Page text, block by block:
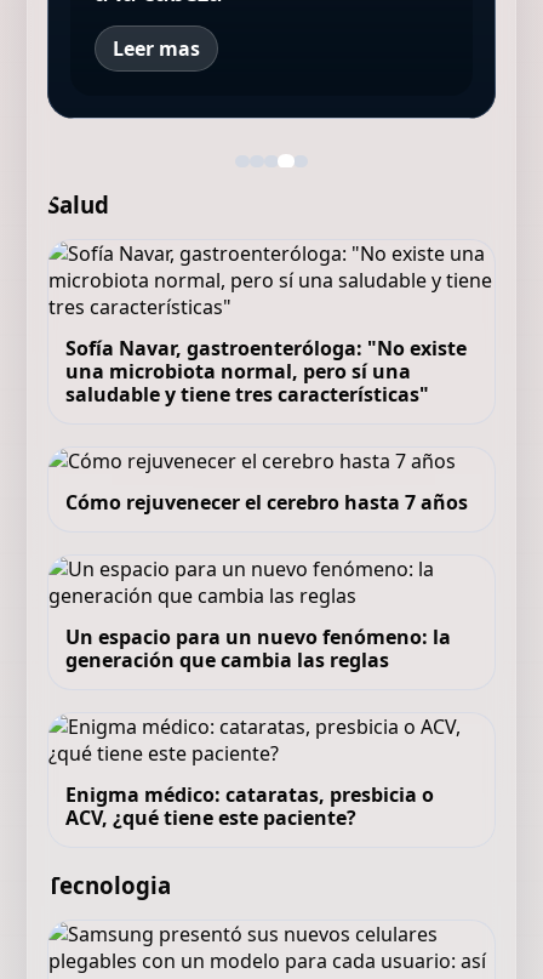
Leer mas
Salud
Sofía Navar, gastroenteróloga: "No existe
una microbiota normal, pero sí una
saludable y tiene tres características"
Cómo rejuvenecer el cerebro hasta 7 años
Un espacio para un nuevo fenómeno: la
generación que cambia las reglas
Enigma médico: cataratas, presbicia o
ACV, ¿qué tiene este paciente?
Tecnologia